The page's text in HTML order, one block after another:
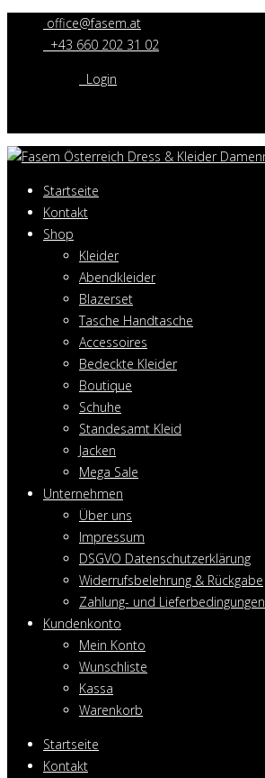
office@fasem.at
+43 660 202 31 02
Login
Startseite
Kontakt
Shop
Kleider
Abendkleider
Blazerset
Tasche Handtasche
Accessoires
Bedeckte Kleider
Boutique
Schuhe
Standesamt Kleid
Jacken
Mega Sale
Unternehmen
Über uns
Impressum
DSGVO Datenschutzerklärung
Widerrufsbelehrung & Rückgabe
Zahlung- und Lieferbedingungen
Kundenkonto
Mein Konto
Wunschliste
Kassa
Warenkorb
Startseite
Kontakt